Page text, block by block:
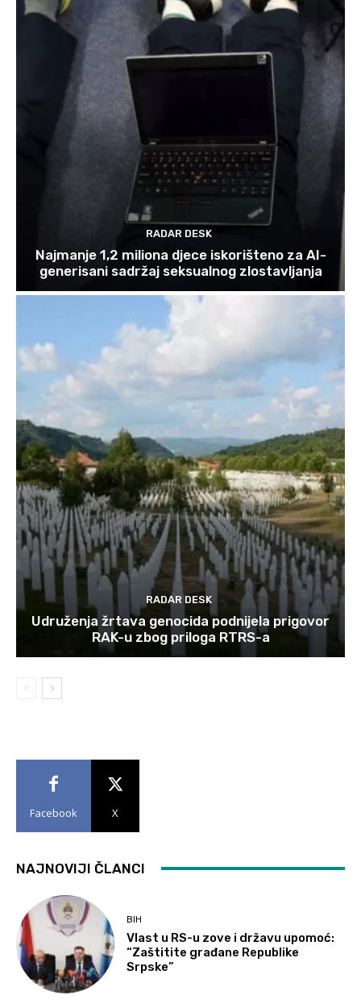
RADAR DESK
Najmanje 1,2 miliona djece iskorišteno za AI-
generisani sadržaj seksualnog zlostavljanja
RADAR DESK
Udruženja žrtava genocida podnijela prigovor
RAK-u zbog priloga RTRS-a
Facebook X
NAJNOVIJI ČLANCI
BIH
Vlast u RS-u zove i državu upomoć:
“Zaštitite građane Republike
Srpske”